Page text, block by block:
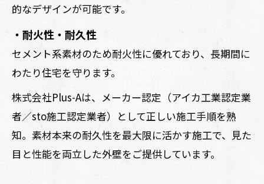
的なデザインが可能です。
・耐火性・耐久性
セメント系素材のため耐火性に優れており、長期間に
わたり住宅を守ります。
株式会社Plus-Aは、メーカー認定（アイカ工業認定業
者／sto施工認定業者）として正しい施工手順を熟
知。素材本来の耐久性を最大限に活かす施工で、見た
目と性能を両立した外壁をご提供しています。